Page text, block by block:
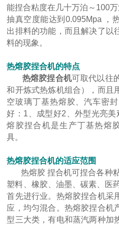
能捏合粘度在几十万泊～100
抽真空度能达到0.095Mpa ，
出排料的功能，而且解决了以
料的现象。
热熔胶捏合机的特点
热熔胶捏合机可取代以往
和开炼式热炼机组合），而且
空玻璃丁基热熔胶、汽车密
好：1、成型好2、外型光亮
熔胶捏合机是生产丁基热熔
具。
热熔胶捏合机的适应范围
热熔胶 捏合机可捏合各种粘
塑料、橡胶、油墨、碳素、医
首先进行业。热熔胶捏合机采
应，均匀混合。热熔胶捏合机
型三大类，有电和蒸汽两种加